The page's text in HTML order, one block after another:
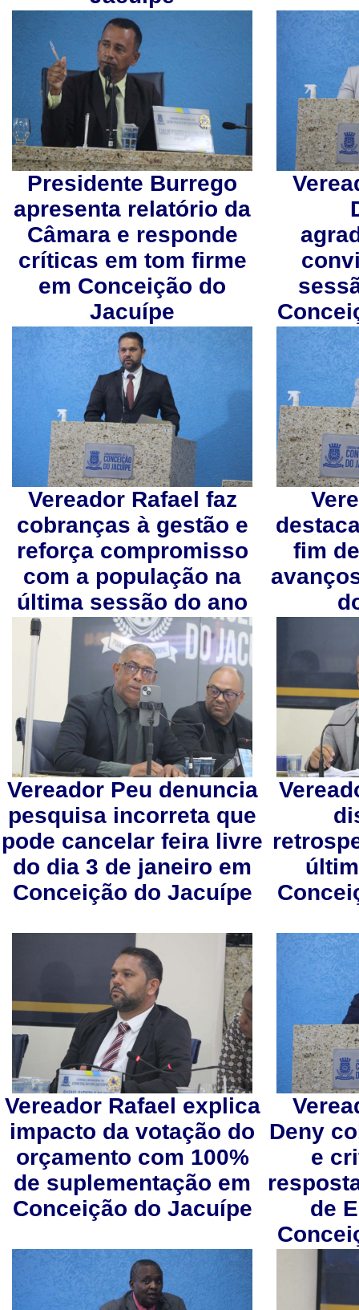
Presidente Burrego
apresenta relatório da
Câmara e responde
críticas em tom firme
em Conceição do
Jacuípe
Vereador Rafael faz
cobranças à gestão e
reforça compromisso
com a população na
última sessão do ano
fim
Vereador Peu denuncia
pesquisa incorreta que
pode cancelar feira livre
do dia 3 de janeiro em
Conceição do Jacuípe
Vereador Rafael explica
impacto da votação do
orçamento com 100%
de suplementação em
Conceição do Jacuípe
Deny
e
de